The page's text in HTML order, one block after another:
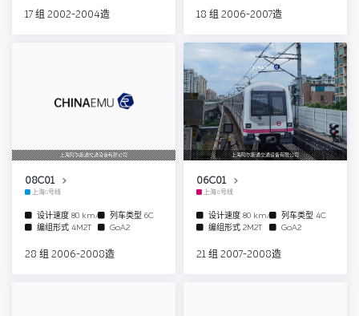
17 组 2002-2004造 18 组 2006-2007造
上海阿尔斯通交通设备有限公司
08C01
上海8号线
设计速度 80 km/h 列车类型 6C
编组形式 4M2T GoA2
28 组 2006-2008造
上海阿尔斯通交通设备有限公司
06C01
上海6号线
设计速度 80 km/h 列车类型 4C
编组形式 2M2T GoA2
21 组 2007-2008造